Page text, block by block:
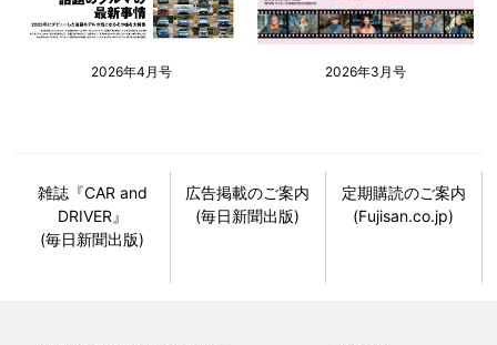
2026年4月号 2026年3月号
雑誌『CAR and
DRIVER』
(毎日新聞出版)
広告掲載のご案内
(毎日新聞出版)
定期購読のご案内
(Fujisan.co.jp)